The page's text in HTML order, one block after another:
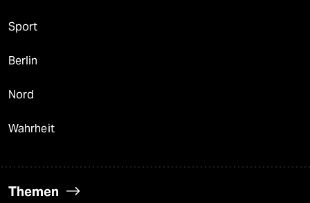
Sport
Berlin
Nord
Wahrheit
Themen